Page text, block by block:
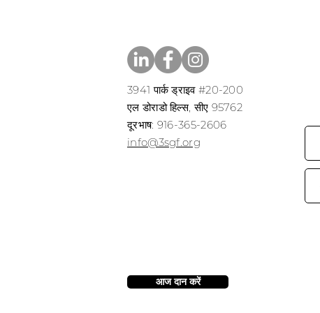
3941 पार्क ड्राइव #20-200
एल डोराडो हिल्स, सीए 95762
​​दूरभाष: 916-365-2606
​info@3sgf.org
आज दान करें